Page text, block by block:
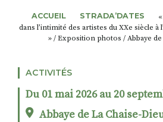
S'INSCRIRE À LA
FACEBOOK
ACCUEIL STRADA’DATES
dans l’intimité des artistes du XXe siècle à
» / Exposition photos / Abbaye de
ACTIVITÉS
Du 01 mai 2026 au 20
Abbaye de La Chaise-